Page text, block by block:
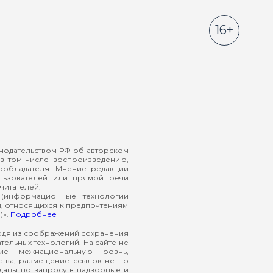
РФ об авторском
числе воспроизведению,
Мнение редакции
или прямой речи
технологии
относящихся к предпочтениям
Подробнее
из соображений сохранения
технологий. На сайте не
межнациональную рознь,
размещение ссылок не по
по запросу в надзорные и
16+